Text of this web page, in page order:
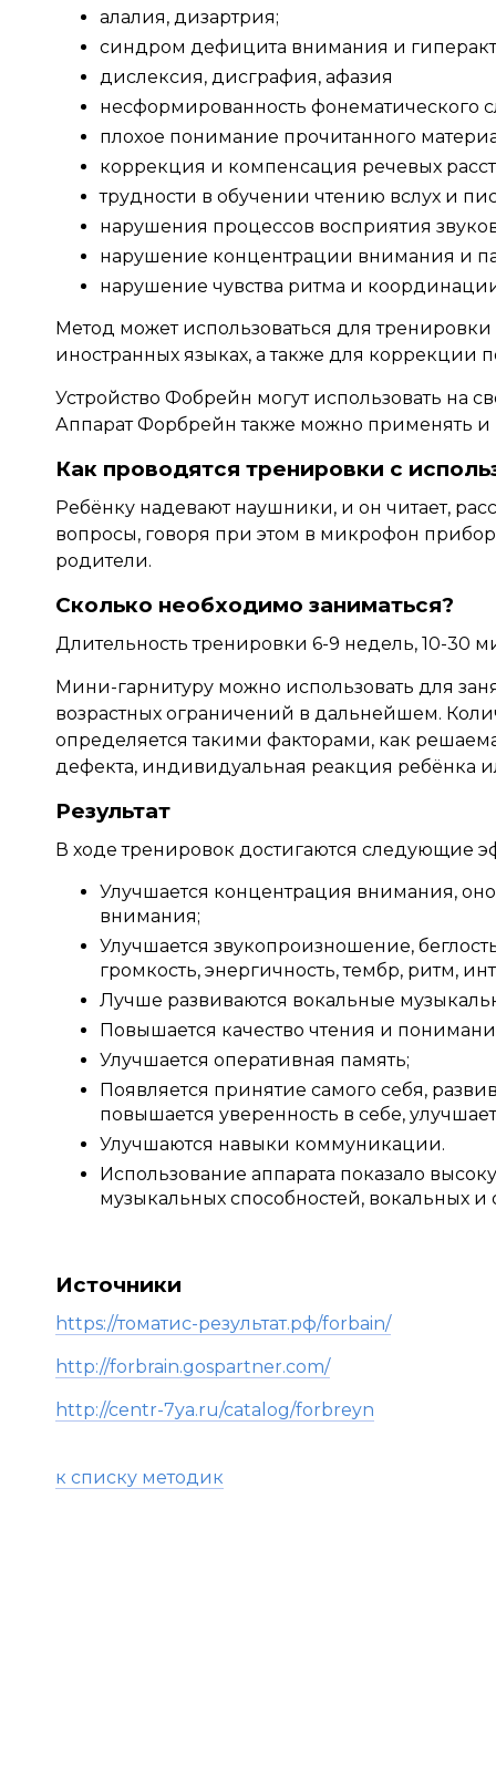
алалия, дизартрия;
синдром дефицита внимания и
дислексия, дисграфия, афазия
несформированность фонематического
плохое понимание прочитанного
коррекция и компенсация речевых
трудности в обучении чтению вслух и
нарушения процессов восприятия
нарушение концентрации внимания и
нарушение чувства ритма и
Метод может использоваться для
иностранных языках, а также для коррекции
Устройство Фобрейн могут использовать на
Аппарат Форбрейн также можно применять и
Как проводятся тренировки с
Ребёнку надевают наушники, и он читает,
вопросы, говоря при этом в микрофон
родители.
Сколько необходимо заниматься?
Длительность тренировки 6-9 недель, 10-30
Мини-гарнитуру можно использовать для
возрастных ограничений в дальнейшем.
определяется такими факторами, как
дефекта, индивидуальная реакция ребёнка
Результат
В ходе тренировок достигаются следующие
Улучшается концентрация внимания,
внимания;
Улучшается звукопроизношение,
громкость, энергичность, тембр, ритм,
Лучше развиваются вокальные
Повышается качество чтения и
Улучшается оперативная память;
Появляется принятие самого себя,
повышается уверенность в себе,
Улучшаются навыки коммуникации.
Использование аппарата показало
музыкальных способностей, вокальных и
Источники
https://томатис-результат.рф/forbain/
http://forbrain.gospartner.com/
http://centr-7ya.ru/catalog/forbreyn
к списку методик